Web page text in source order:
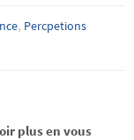
, Percpetions
plus en vous